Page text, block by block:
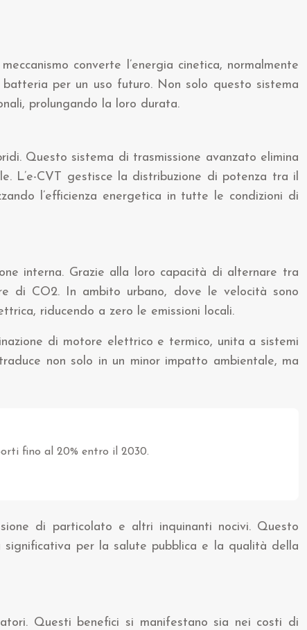
converte l’energia cinetica, normalmente
per un uso futuro. Non solo questo sistema
prolungando la loro durata.
Questo sistema di trasmissione avanzato elimina
L’e-CVT gestisce la distribuzione di potenza tra il
l’efficienza energetica in tutte le condizioni di
interna. Grazie alla loro capacità di alternare tra
di CO2. In ambito urbano, dove le velocità sono
riducendo a zero le emissioni locali.
di motore elettrico e termico, unita a sistemi
non solo in un minor impatto ambientale, ma
fino al 20% entro il 2030.
di particolato e altri inquinanti nocivi. Questo
per la salute pubblica e la qualità della
Questi benefici si manifestano sia nei costi di